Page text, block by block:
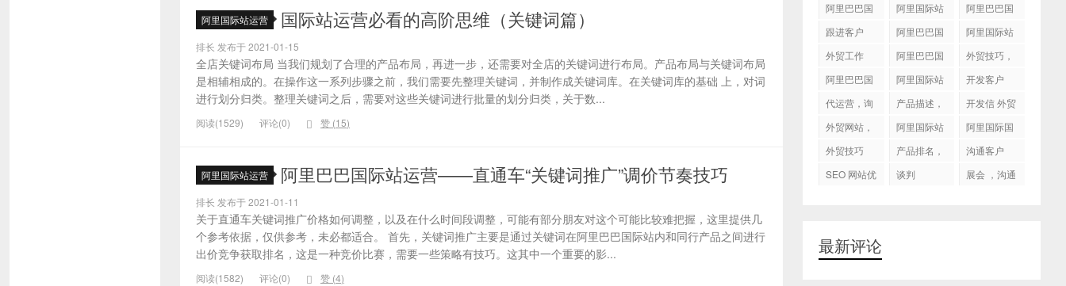
阿里国际站运营 国际站运营必看的高阶思维（关键词篇）
排长 发布于 2021-01-15
全店关键词布局 当我们规划了合理的产品布局，再进一步，还需要对全店的关键词进行布局。产品布局与关键词布局
是相辅相成的。在操作这一系列步骤之前，我们需要先整理关键词，并制作成关键词库。在关键词库的基础 上，对词
进行划分归类。整理关键词之后，需要对这些关键词进行批量的划分归类，关于数...
阅读(1529) 评论(0) 赞 (15)
阿里国际站运营 阿里巴巴国际站运营——直通车“关键词推广”调价节奏技巧
排长 发布于 2021-01-11
关于直通车关键词推广价格如何调整，以及在什么时间段调整，可能有部分朋友对这个可能比较难把握，这里提供几
个参考依据，仅供参考，未必都适合。 首先，关键词推广主要是通过关键词在阿里巴巴国际站内和同行产品之间进行
出价竞争获取排名，这是一种竞价比赛，需要一些策略有技巧。这其中一个重要的影...
阅读(1582) 评论(0) 赞 (4)
阿里巴巴国
阿里国际站
国际站托管
服务，阿里
服务
阿里巴巴国
跟进客户
阿里巴巴国
阿里国际站
外贸工作
阿里巴巴国
作
外贸技巧，
阿里巴巴国
化
阿里国际站
开发客户
代运营，询
产品描述，
开发信 外贸
外贸网站，
阿里国际站
阿里国际国
外贸技巧
产品排名，
沟通客户
SEO 网站优
谈判
展会 ，沟通
最新评论